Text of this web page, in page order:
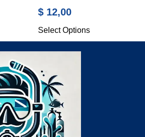
$ 12,00
Select Options